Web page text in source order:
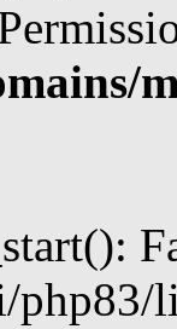
php83/